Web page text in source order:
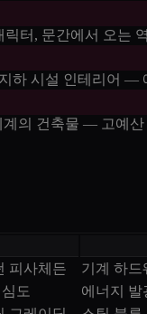
터, 문간에서 오는
하 시설 인테리어 —
의 건축물 — 고예
피사체든 기계 하드
도 에너지 발